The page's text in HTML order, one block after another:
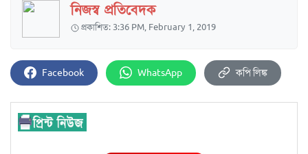
নিজস্ব প্রতিবেদক
প্রকাশিত: 3:36 PM, February 1, 2019
Facebook WhatsApp কপি লিঙ্ক